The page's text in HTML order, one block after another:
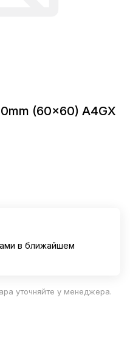
(60x60) A4GX
в ближайшем
уточняйте у менеджера.